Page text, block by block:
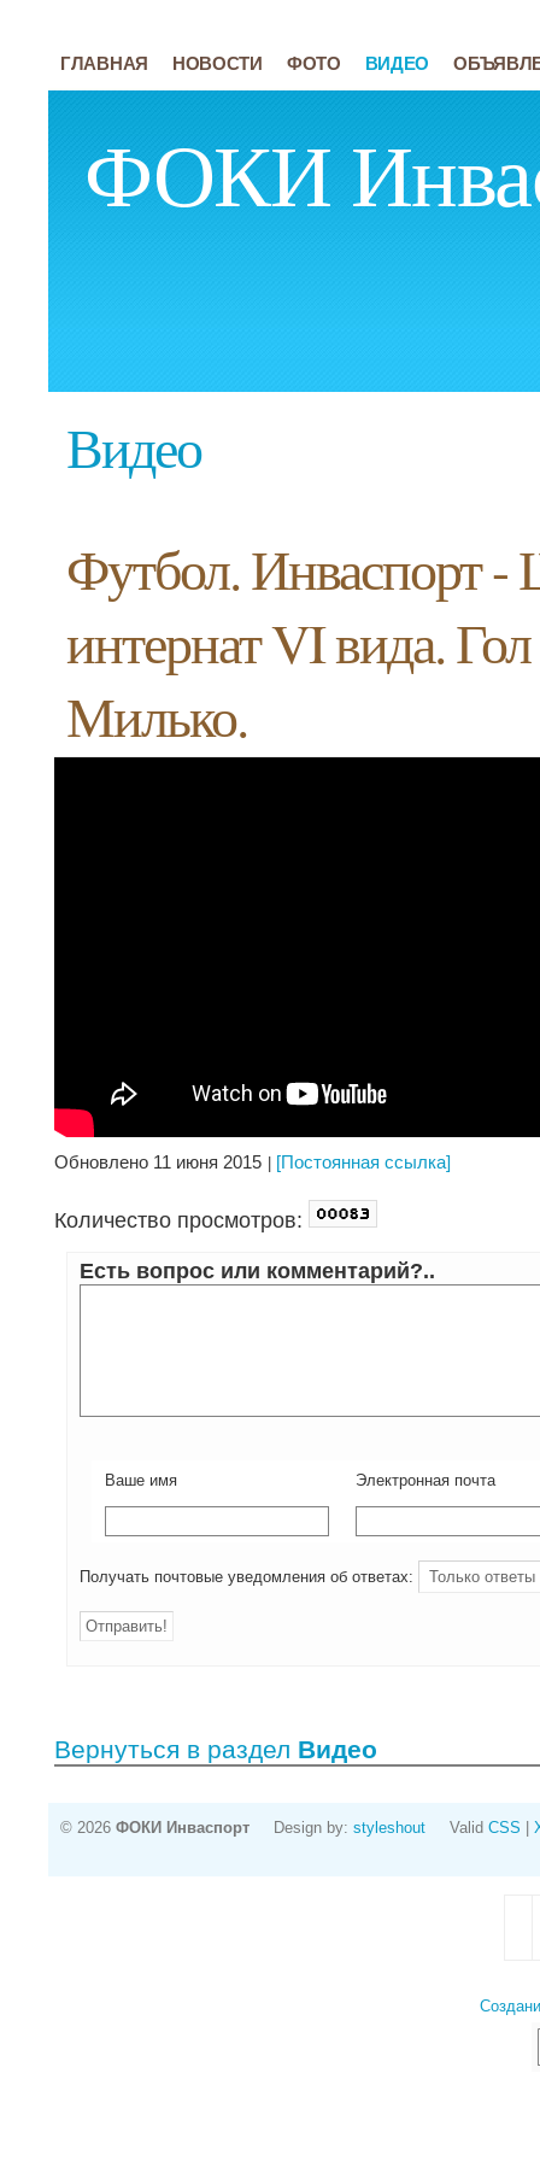
ФОКИ
ГЛАВНАЯ НОВОСТИ ФОТО ВИДЕО
Видео
Футбол. Инваспорт -
интернат VI вида.
Милько.
Обновлено 11 июня 2015 [Постоянная ссылка]
Количество просмотров:
Есть вопрос или комментарий?..
Ваше имя Электронная почта
Получать почтовые уведомления об ответах:
Вернуться в раздел Видео
© 2026 ФОКИ Инваспорт Design by: styleshout Valid CSS